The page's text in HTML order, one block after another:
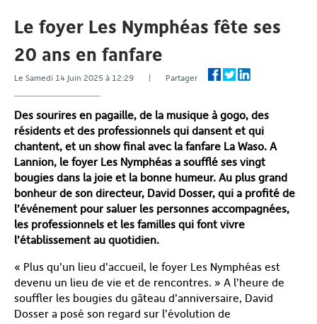
Le foyer Les Nymphéas fête ses
20 ans en fanfare
Le Samedi 14 Juin 2025 à 12:29 | Partager
Des sourires en pagaille, de la musique à gogo, des
résidents et des professionnels qui dansent et qui
chantent, et un show final avec la fanfare La Waso. A
Lannion, le foyer Les Nymphéas a soufflé ses vingt
bougies dans la joie et la bonne humeur. Au plus grand
bonheur de son directeur, David Dosser, qui a profité de
l’événement pour saluer les personnes accompagnées,
les professionnels et les familles qui font vivre
l’établissement au quotidien.
« Plus qu’un lieu d’accueil, le foyer Les Nymphéas est
devenu un lieu de vie et de rencontres. » A l’heure de
souffler les bougies du gâteau d’anniversaire, David
Dosser a posé son regard sur l’évolution de